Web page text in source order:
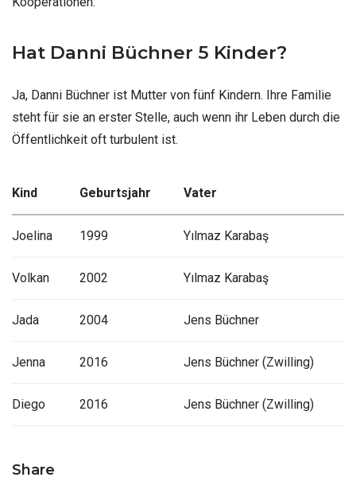
Hat Danni Büchner 5 Kinder?
Ja, Danni Büchner ist Mutter von fünf Kindern. Ihre Familie
steht für sie an erster Stelle, auch wenn ihr Leben durch die
Öffentlichkeit oft turbulent ist.
Kind Geburtsjahr Vater
Joelina 1999 Yılmaz Karabaş
Volkan 2002 Yılmaz Karabaş
Jada 2004 Jens Büchner
Jenna 2016 Jens Büchner (Zwilling)
Diego 2016 Jens Büchner (Zwilling)
Share